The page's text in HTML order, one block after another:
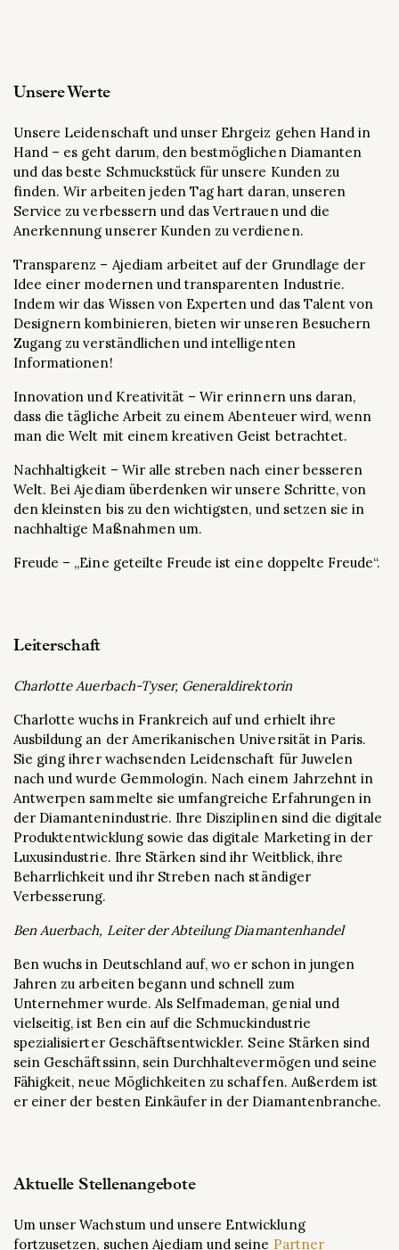
Unsere Werte
Unsere Leidenschaft und unser Ehrgeiz gehen Hand in
Hand – es geht darum, den bestmöglichen Diamanten
und das beste Schmuckstück für unsere Kunden zu
finden. Wir arbeiten jeden Tag hart daran, unseren
Service zu verbessern und das Vertrauen und die
Anerkennung unserer Kunden zu verdienen.
Transparenz – Ajediam arbeitet auf der Grundlage der
Idee einer modernen und transparenten Industrie.
Indem wir das Wissen von Experten und das Talent von
Designern kombinieren, bieten wir unseren Besuchern
Zugang zu verständlichen und intelligenten
Informationen!
Innovation und Kreativität – Wir erinnern uns daran,
dass die tägliche Arbeit zu einem Abenteuer wird, wenn
man die Welt mit einem kreativen Geist betrachtet.
Nachhaltigkeit – Wir alle streben nach einer besseren
Welt. Bei Ajediam überdenken wir unsere Schritte, von
den kleinsten bis zu den wichtigsten, und setzen sie in
nachhaltige Maßnahmen um.
Freude – „Eine geteilte Freude ist eine doppelte Freude“.
Leiterschaft
Charlotte Auerbach-Tyser, Generaldirektorin
Charlotte wuchs in Frankreich auf und erhielt ihre
Ausbildung an der Amerikanischen Universität in Paris.
Sie ging ihrer wachsenden Leidenschaft für Juwelen
nach und wurde Gemmologin. Nach einem Jahrzehnt in
Antwerpen sammelte sie umfangreiche Erfahrungen in
der Diamantenindustrie. Ihre Disziplinen sind die digitale
Produktentwicklung sowie das digitale Marketing in der
Luxusindustrie. Ihre Stärken sind ihr Weitblick, ihre
Beharrlichkeit und ihr Streben nach ständiger
Verbesserung.
Ben Auerbach, Leiter der Abteilung Diamantenhandel
Ben wuchs in Deutschland auf, wo er schon in jungen
Jahren zu arbeiten begann und schnell zum
Unternehmer wurde. Als Selfmademan, genial und
vielseitig, ist Ben ein auf die Schmuckindustrie
spezialisierter Geschäftsentwickler. Seine Stärken sind
sein Geschäftssinn, sein Durchhaltevermögen und seine
Fähigkeit, neue Möglichkeiten zu schaffen. Außerdem ist
er einer der besten Einkäufer in der Diamantenbranche.
Aktuelle Stellenangebote
Um unser Wachstum und unsere Entwicklung
fortzusetzen, suchen Ajediam und seine Partner